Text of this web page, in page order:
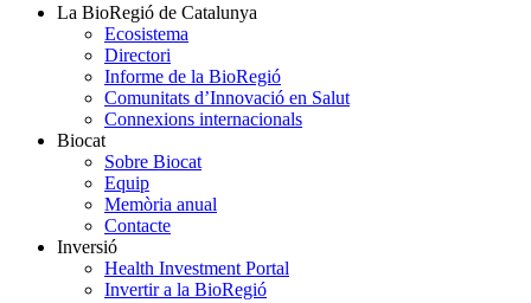
La BioRegió de Catalunya
Ecosistema
Directori
Informe de la BioRegió
Comunitats d’Innovació en Salut
Connexions internacionals
Biocat
Sobre Biocat
Equip
Memòria anual
Contacte
Inversió
Health Investment Portal
Invertir a la BioRegió